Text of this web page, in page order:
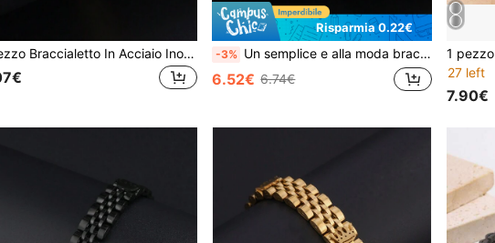
1 Pezzo Braccialetto In Acciaio Inossidabile Dorato Con Tre Corone
Risparmia 0.22€
-3% Un semplice e alla moda braccialetto in acciaio inossidabile argentato con tre ciondoli a corona
6.52€ 6.74€
27 left
7.90€